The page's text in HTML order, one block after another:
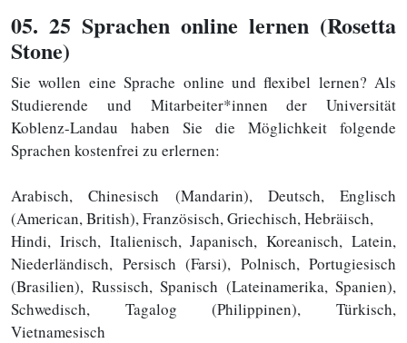
05. 25 Sprachen online lernen (Rosetta
Stone)
Sie wollen eine Sprache online und flexibel lernen? Als
Studierende und Mitarbeiter*innen der Universität
Koblenz-Landau haben Sie die Möglichkeit folgende
Sprachen kostenfrei zu erlernen:
Arabisch, Chinesisch (Mandarin), Deutsch, Englisch
(American, British), Französisch, Griechisch, Hebräisch,
Hindi, Irisch, Italienisch, Japanisch, Koreanisch, Latein,
Niederländisch, Persisch (Farsi), Polnisch, Portugiesisch
(Brasilien), Russisch, Spanisch (Lateinamerika, Spanien),
Schwedisch, Tagalog (Philippinen), Türkisch,
Vietnamesisch